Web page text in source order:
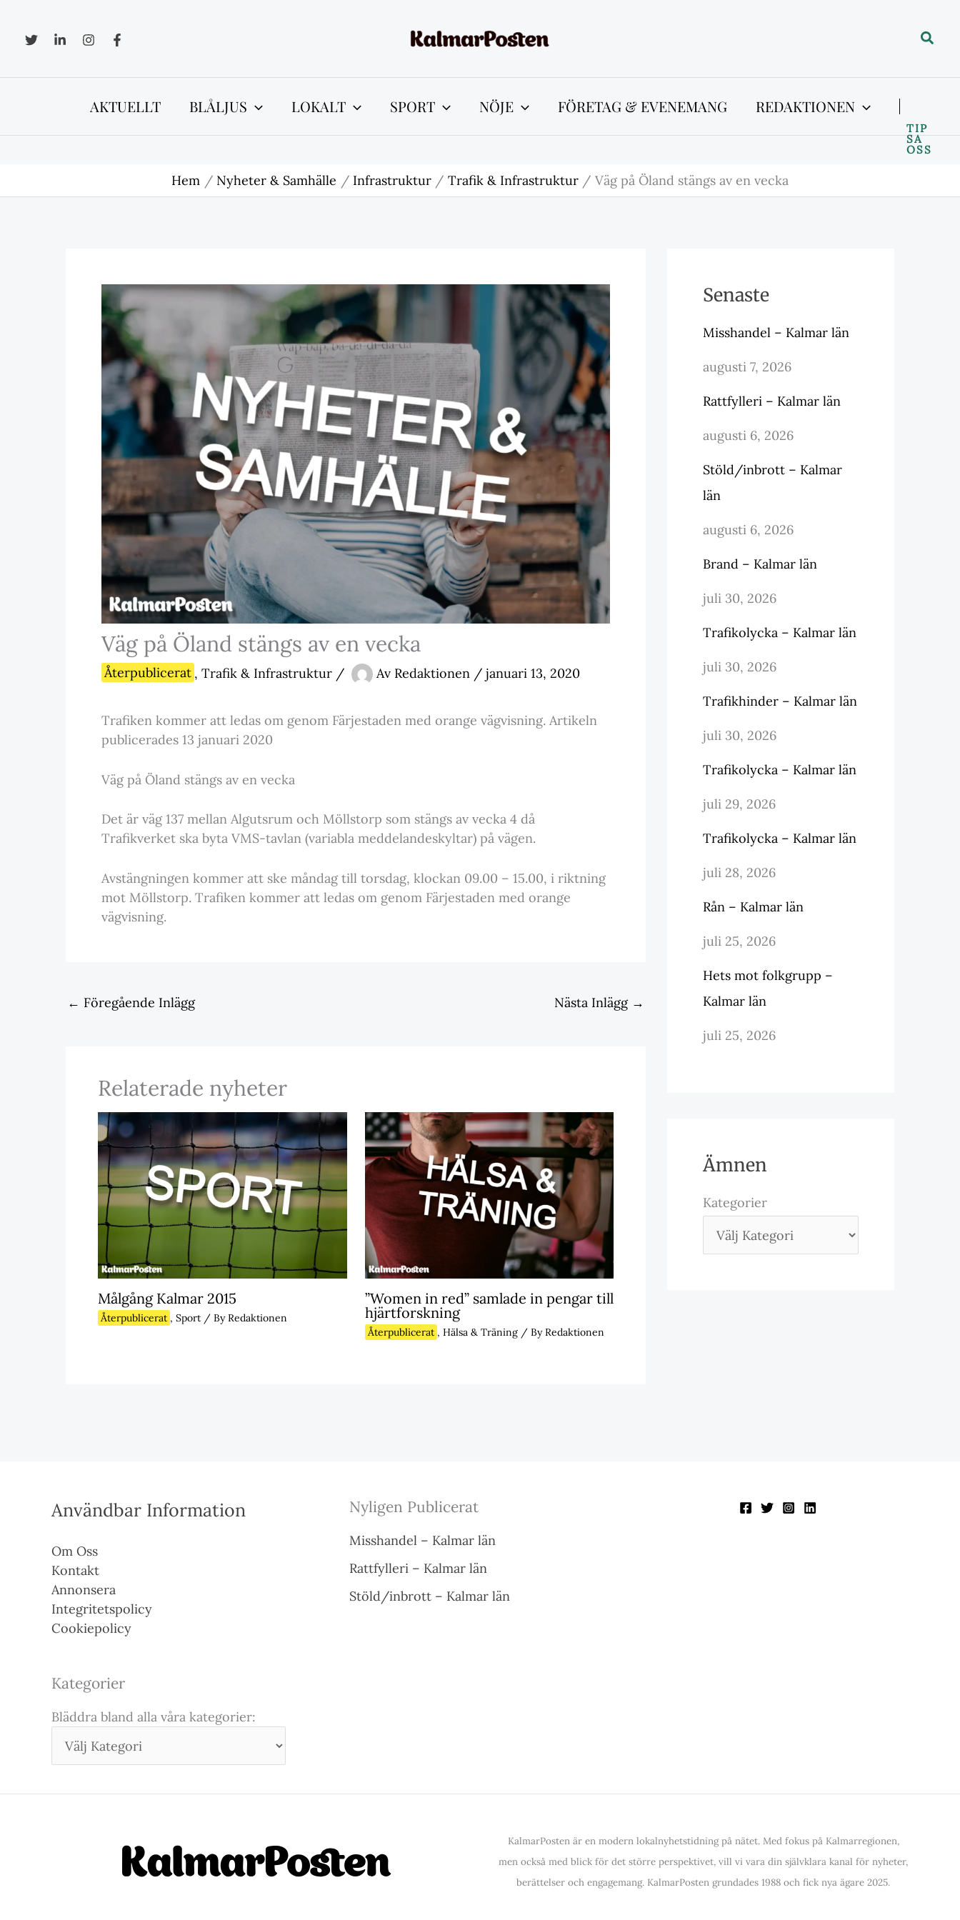
innehåll
Sök
AKTUELLT BLÅLJUS LOKALT SPORT NÖJE FÖRETAG & EVENEMANG REDAKTIONEN
TIP
SA
OSS
Hem Nyheter & Samhälle Infrastruktur Trafik & Infrastruktur Väg på Öland stängs av en vecka
Väg på Öland stängs av en vecka
Återpublicerat , Trafik & Infrastruktur / Av Redaktionen / januari 13, 2020
Trafiken kommer att ledas om genom Färjestaden med orange vägvisning. Artikeln
publicerades 13 januari 2020
Väg på Öland stängs av en vecka
Det är väg 137 mellan Algutsrum och Möllstorp som stängs av vecka 4 då
Trafikverket ska byta VMS-tavlan (variabla meddelandeskyltar) på vägen.
Avstängningen kommer att ske måndag till torsdag, klockan 09.00 – 15.00, i riktning
mot Möllstorp. Trafiken kommer att ledas om genom Färjestaden med orange
vägvisning.
← Föregående Inlägg Nästa Inlägg →
Relaterade nyheter
Målgång Kalmar 2015
Återpublicerat , Sport / ByRedaktionen
”Women in red” samlade in pengar till
hjärtforskning
Återpublicerat , Hälsa & Träning/ ByRedaktionen
Senaste
Misshandel – Kalmar län
augusti 7, 2026
Rattfylleri – Kalmar län
augusti 6, 2026
Stöld/inbrott – Kalmar
län
augusti 6, 2026
Brand – Kalmar län
juli 30, 2026
Trafikolycka – Kalmar län
juli 30, 2026
Trafikhinder – Kalmar län
juli 30, 2026
Trafikolycka – Kalmar län
juli 29, 2026
Trafikolycka – Kalmar län
juli 28, 2026
Rån – Kalmar län
juli 25, 2026
Hets mot folkgrupp –
Kalmar län
juli 25, 2026
Ämnen
Kategorier
Användbar Information
Om Oss
Kontakt
Annonsera
Integritetspolicy
Cookiepolicy
Kategorier
Bläddra bland alla våra kategorier:
Nyligen Publicerat
Misshandel – Kalmar län
Rattfylleri – Kalmar län
Stöld/inbrott – Kalmar län
KalmarPosten är en modern lokalnyhetstidning på nätet. Med fokus på Kalmarregionen,
men också med blick för det större perspektivet, vill vi vara din självklara kanal för nyheter,
berättelser och engagemang. KalmarPosten grundades 1988 och fick nya ägare 2025.